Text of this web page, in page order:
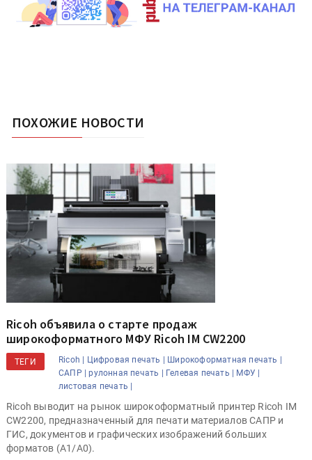
ПОХОЖИЕ НОВОСТИ
Ricoh объявила о старте продаж
широкоформатного МФУ Ricoh IM CW2200
ТЕГИ Ricoh | Цифровая печать | Широкоформатная печать |
САПР | рулонная печать | Гелевая печать | МФУ |
листовая печать |
Ricoh выводит на рынок широкоформатный принтер Ricoh IM
CW2200, предназначенный для печати материалов САПР и
ГИС, документов и графических изображений больших
форматов (A1/A0).